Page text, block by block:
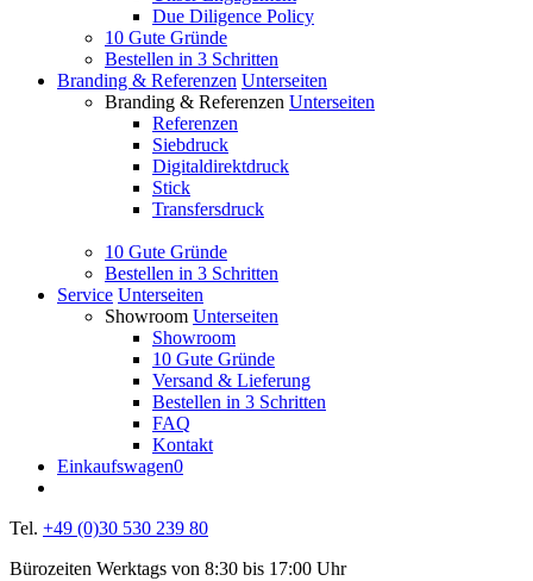
Due Diligence Policy
10 Gute Gründe
Bestellen in 3 Schritten
Branding & Referenzen Unterseiten
Branding & Referenzen Unterseiten
Referenzen
Siebdruck
Digitaldirektdruck
Stick
Transfersdruck
10 Gute Gründe
Bestellen in 3 Schritten
Service Unterseiten
Showroom Unterseiten
Showroom
10 Gute Gründe
Versand & Lieferung
Bestellen in 3 Schritten
FAQ
Kontakt
Einkaufswagen0
Tel. +49 (0)30 530 239 80
Bürozeiten Werktags von 8:30 bis 17:00 Uhr